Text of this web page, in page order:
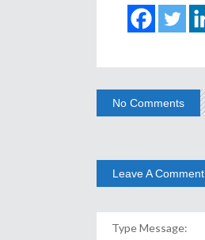
No Comments
Leave A Comment